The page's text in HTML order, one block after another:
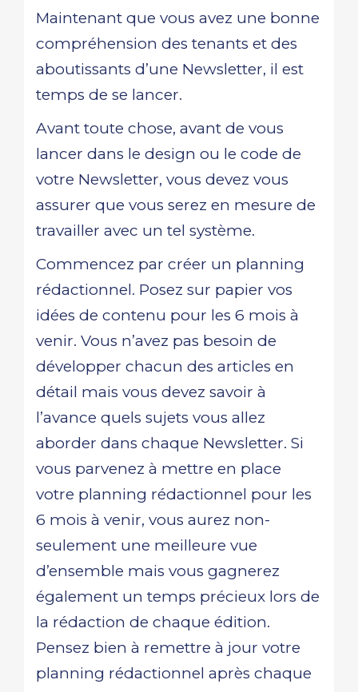
Maintenant que vous avez une bonne
compréhension des tenants et des
aboutissants d’une Newsletter, il est
temps de se lancer.
Avant toute chose, avant de vous
lancer dans le design ou le code de
votre Newsletter, vous devez vous
assurer que vous serez en mesure de
travailler avec un tel système.
Commencez par créer un planning
rédactionnel. Posez sur papier vos
idées de contenu pour les 6 mois à
venir. Vous n’avez pas besoin de
développer chacun des articles en
détail mais vous devez savoir à
l’avance quels sujets vous allez
aborder dans chaque Newsletter. Si
vous parvenez à mettre en place
votre planning rédactionnel pour les
6 mois à venir, vous aurez non-
seulement une meilleure vue
d’ensemble mais vous gagnerez
également un temps précieux lors de
la rédaction de chaque édition.
Pensez bien à remettre à jour votre
planning rédactionnel après chaque